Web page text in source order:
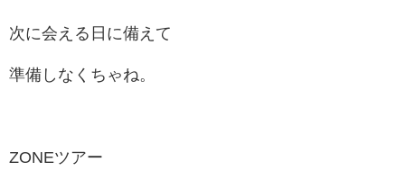
次に会える日に備えて
準備しなくちゃね。
ZONEツアー